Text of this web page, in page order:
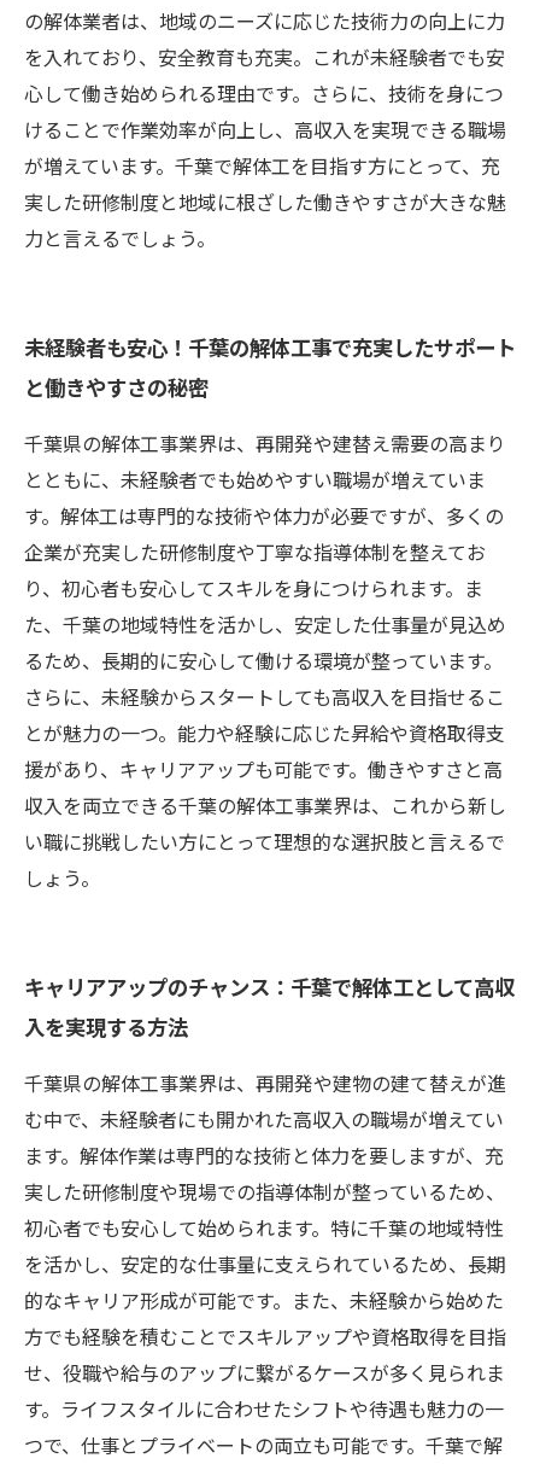
の解体業者は、地域のニーズに応じた技術力の向上に力
を入れており、安全教育も充実。これが未経験者でも安
心して働き始められる理由です。さらに、技術を身につ
けることで作業効率が向上し、高収入を実現できる職場
が増えています。千葉で解体工を目指す方にとって、充
実した研修制度と地域に根ざした働きやすさが大きな魅
力と言えるでしょう。
未経験者も安心！千葉の解体工事で充実したサポート
と働きやすさの秘密
千葉県の解体工事業界は、再開発や建替え需要の高まり
とともに、未経験者でも始めやすい職場が増えていま
す。解体工は専門的な技術や体力が必要ですが、多くの
企業が充実した研修制度や丁寧な指導体制を整えてお
り、初心者も安心してスキルを身につけられます。ま
た、千葉の地域特性を活かし、安定した仕事量が見込め
るため、長期的に安心して働ける環境が整っています。
さらに、未経験からスタートしても高収入を目指せるこ
とが魅力の一つ。能力や経験に応じた昇給や資格取得支
援があり、キャリアアップも可能です。働きやすさと高
収入を両立できる千葉の解体工事業界は、これから新し
い職に挑戦したい方にとって理想的な選択肢と言えるで
しょう。
キャリアアップのチャンス：千葉で解体工として高収
入を実現する方法
千葉県の解体工事業界は、再開発や建物の建て替えが進
む中で、未経験者にも開かれた高収入の職場が増えてい
ます。解体作業は専門的な技術と体力を要しますが、充
実した研修制度や現場での指導体制が整っているため、
初心者でも安心して始められます。特に千葉の地域特性
を活かし、安定的な仕事量に支えられているため、長期
的なキャリア形成が可能です。また、未経験から始めた
方でも経験を積むことでスキルアップや資格取得を目指
せ、役職や給与のアップに繋がるケースが多く見られま
す。ライフスタイルに合わせたシフトや待遇も魅力の一
つで、仕事とプライベートの両立も可能です。千葉で解